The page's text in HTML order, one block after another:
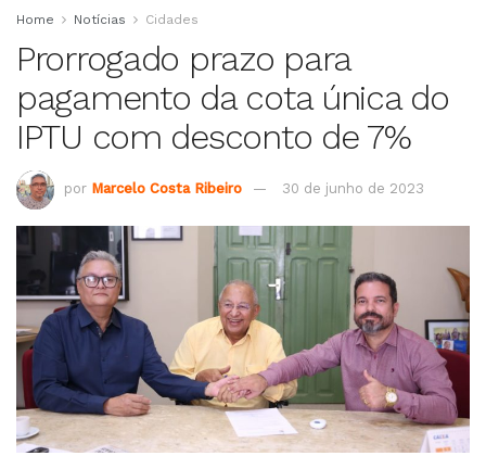
Home Notícias Cidades
Prorrogado prazo para
pagamento da cota única do
IPTU com desconto de 7%
por Marcelo Costa Ribeiro 30 de junho de 2023